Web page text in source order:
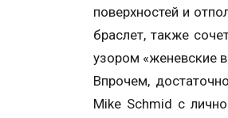
поверхностей и
браслет, также
узором «женевские
Впрочем,
Mike Schmid с